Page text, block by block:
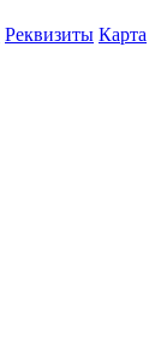
Реквизиты Карта